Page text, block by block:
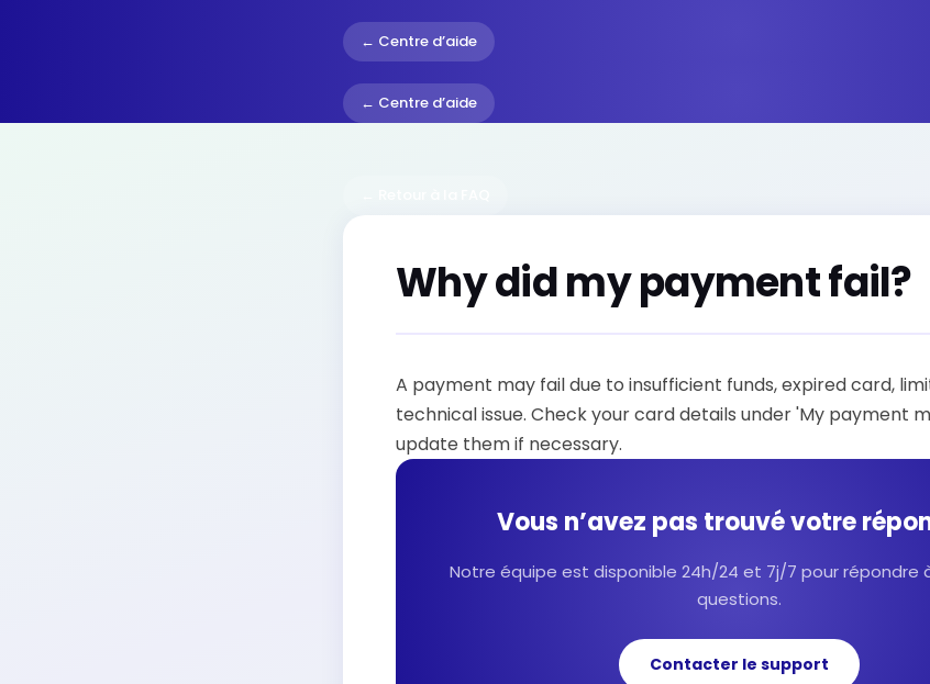
← Centre d’aide
← Centre d’aide
Why did my payment fail?
A payment may fail due to insufficient funds, expired card,
technical issue. Check your card details under 'My payment
update them if necessary.
Vous n’avez pas trouvé votre
Notre équipe est disponible 24h/24 et 7j/7 pour répondre
questions.
Contacter le support